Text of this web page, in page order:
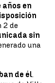
en
2 de
sin
una
de él.